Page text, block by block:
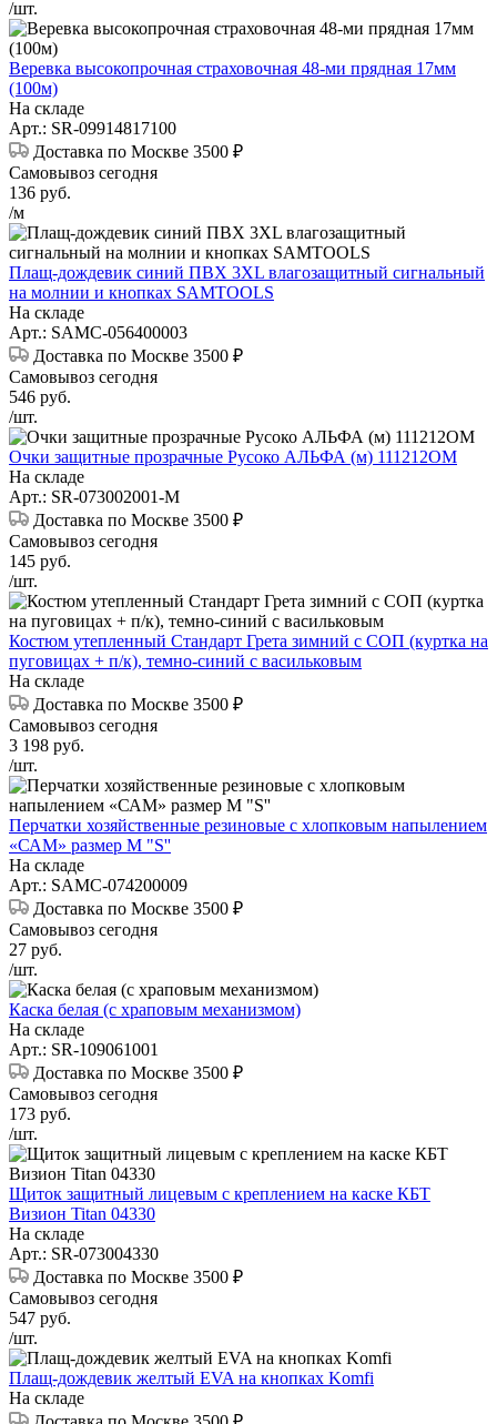
/шт.
Веревка высокопрочная страховочная 48-ми прядная 17мм
(100м)
На складе
Арт.: SR-09914817100
Доставка по Москве 3500 ₽
Самовывоз сегодня
136 руб.
/м
Плащ-дождевик синий ПВХ 3XL влагозащитный сигнальный
на молнии и кнопках SAMTOOLS
На складе
Арт.: SAMC-056400003
Доставка по Москве 3500 ₽
Самовывоз сегодня
546 руб.
/шт.
Очки защитные прозрачные Русоко АЛЬФА (м) 111212ОМ
На складе
Арт.: SR-073002001-М
Доставка по Москве 3500 ₽
Самовывоз сегодня
145 руб.
/шт.
Костюм утепленный Стандарт Грета зимний с СОП (куртка на
пуговицах + п/к), темно-синий с васильковым
На складе
Доставка по Москве 3500 ₽
Самовывоз сегодня
3 198 руб.
/шт.
Перчатки хозяйственные резиновые с хлопковым напылением
«САМ» размер М "S''
На складе
Арт.: SAMC-074200009
Доставка по Москве 3500 ₽
Самовывоз сегодня
27 руб.
/шт.
Каска белая (с храповым механизмом)
На складе
Арт.: SR-109061001
Доставка по Москве 3500 ₽
Самовывоз сегодня
173 руб.
/шт.
Щиток защитный лицевым с креплением на каске КБТ
Визион Titan 04330
На складе
Арт.: SR-073004330
Доставка по Москве 3500 ₽
Самовывоз сегодня
547 руб.
/шт.
Плащ-дождевик желтый EVA на кнопках Komfi
На складе